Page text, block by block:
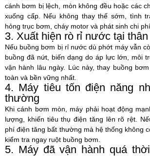
cánh bơm bị lệch, mòn không đều hoặc các
xuống cấp. Nếu không thay thế sớm, tình
hỏng trục bơm, cháy motor và phát sinh chi
3. Xuất hiện rò rỉ nước tại
Nếu buồng bơm bị rỉ nước dù phớt máy vẫn
buồng đã nứt, biến dạng do áp lực lớn, môi
vận hành lâu ngày. Lúc này, thay buồng
toàn và bền vững nhất.
4. Máy tiêu tốn điện năng
thường
Khi cánh bơm mòn, máy phải hoạt động
lượng, khiến tiêu thụ điện tăng lên rõ rệt.
phí điện tăng bất thường mà hệ thống không
kiểm tra ngay ruột buồng bơm.
5. Máy đã vận hành quá